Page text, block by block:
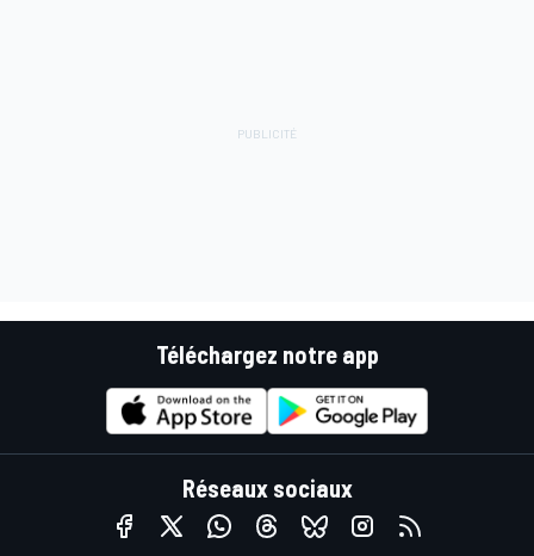
Téléchargez notre app
Réseaux sociaux